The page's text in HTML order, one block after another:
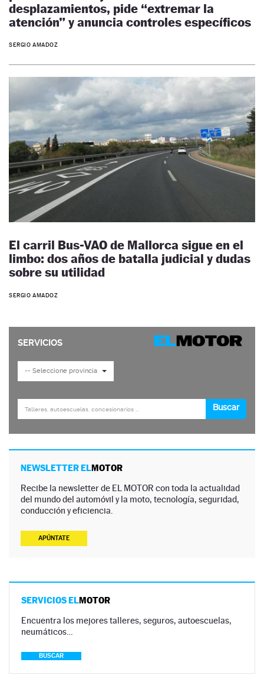
desplazamientos, pide “extremar la
atención” y anuncia controles específicos
SERGIO AMADOZ
El carril Bus-VAO de Mallorca sigue en el
limbo: dos años de batalla judicial y dudas
sobre su utilidad
SERGIO AMADOZ
NEWSLETTER ELMOTOR
Recibe la newsletter de EL MOTOR con toda la actualidad
del mundo del automóvil y la moto, tecnología, seguridad,
conducción y eficiencia.
APÚNTATE
SERVICIOS ELMOTOR
Encuentra los mejores talleres, seguros, autoescuelas,
neumáticos…
BUSCAR